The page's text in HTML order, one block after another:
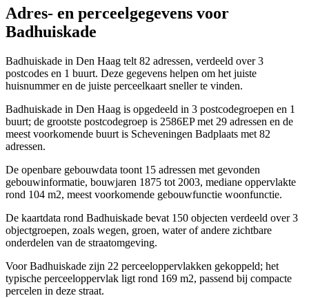
Adres- en perceelgegevens voor
Badhuiskade
Badhuiskade in Den Haag telt 82 adressen, verdeeld over 3
postcodes en 1 buurt. Deze gegevens helpen om het juiste
huisnummer en de juiste perceelkaart sneller te vinden.
Badhuiskade in Den Haag is opgedeeld in 3 postcodegroepen en 1
buurt; de grootste postcodegroep is 2586EP met 29 adressen en de
meest voorkomende buurt is Scheveningen Badplaats met 82
adressen.
De openbare gebouwdata toont 15 adressen met gevonden
gebouwinformatie, bouwjaren 1875 tot 2003, mediane oppervlakte
rond 104 m2, meest voorkomende gebouwfunctie woonfunctie.
De kaartdata rond Badhuiskade bevat 150 objecten verdeeld over 3
objectgroepen, zoals wegen, groen, water of andere zichtbare
onderdelen van de straatomgeving.
Voor Badhuiskade zijn 22 perceeloppervlakken gekoppeld; het
typische perceeloppervlak ligt rond 169 m2, passend bij compacte
percelen in deze straat.